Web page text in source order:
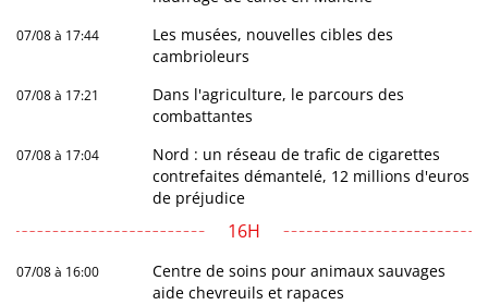
07/08 à 17:44
Les musées, nouvelles cibles des
cambrioleurs
07/08 à 17:21
Dans l'agriculture, le parcours des
combattantes
07/08 à 17:04
Nord : un réseau de trafic de cigarettes
contrefaites démantelé, 12 millions d'euros
de préjudice
16H
07/08 à 16:00
Centre de soins pour animaux sauvages
aide chevreuils et rapaces